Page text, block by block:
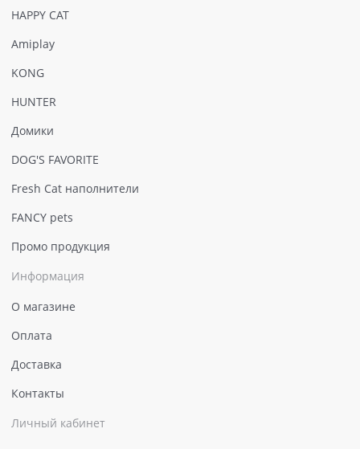
HAPPY CAT
Amiplay
KONG
HUNTER
Домики
DOG'S FAVORITE
Fresh Cat наполнители
FANCY pets
Промо продукция
Информация
О магазине
Оплата
Доставка
Контакты
Личный кабинет